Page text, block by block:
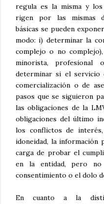
regula es la misma y
rigen por las mismas
básicas se pueden
modo: i) determinar la
complejo o no
minorista, profesional
determinar si el servicio
comercialización o de
pasos que se siguieron
las obligaciones de la
obligaciones del último
los conflictos de
idoneidad, la información
carga de probar el
en la entidad, pero
consentimiento o el dolo
En cuanto a la